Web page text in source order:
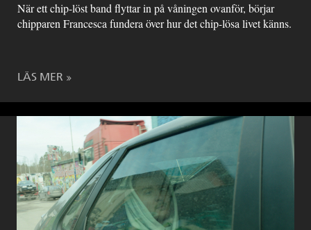
När ett chip-löst band flyttar in på våningen ovanför, börjar
chipparen Francesca fundera över hur det chip-lösa livet känns.
LÄS MER